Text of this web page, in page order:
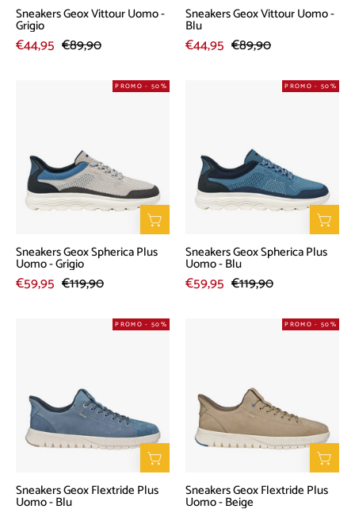
Sneakers Geox Vittour Uomo -
Grigio
€44,95 €89,90
Sneakers Geox Vittour Uomo -
Blu
€44,95 €89,90
Sneakers
Uomo
-
Grigio
PROMO - 50%
Sneakers Geox Spherica Plus
Uomo - Grigio
€59,95 €119,90
Sneakers
Uomo
-
Blu
PROMO - 50%
Sneakers Geox Spherica Plus
Uomo - Blu
€59,95 €119,90
Sneakers
Uomo
Blu
PROMO - 50%
Sneakers Geox Flextride Plus
Uomo - Blu
Sneakers
Uomo
Beige
PROMO - 50%
Sneakers Geox Flextride Plus
Uomo - Beige